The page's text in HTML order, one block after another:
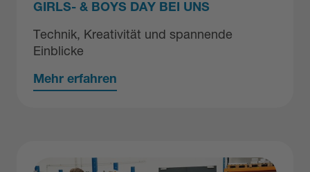
GIRLS- & BOYS DAY BEI UNS
Technik, Kreativität und spannende
Einblicke
Mehr erfahren